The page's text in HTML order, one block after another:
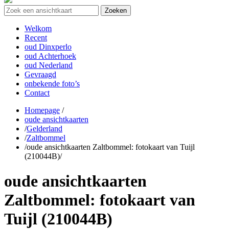
Welkom
Recent
oud Dinxperlo
oud Achterhoek
oud Nederland
Gevraagd
onbekende foto’s
Contact
Homepage /
oude ansichtkaarten
/Gelderland
/Zaltbommel
/oude ansichtkaarten Zaltbommel: fotokaart van Tuijl
(210044B)/
oude ansichtkaarten
Zaltbommel: fotokaart van
Tuijl (210044B)